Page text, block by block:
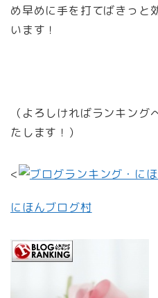
め早めに手を打てばきっと
います！
（よろしければランキン
たします！）
<
にほんブログ村